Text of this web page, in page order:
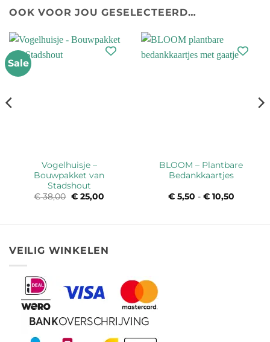
OOK VOOR JOU GESELECTEERD…
Sale
Vogelhuisje –
Bouwpakket van
Stadshout
€38,00 Oorspronkelijke
€25,00
BLOOM – Plantbare
Bedankkaartjes
€5,50 - €10,50
VEILIG WINKELEN